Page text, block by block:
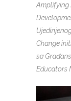
Amplifying
Change
sa
Educators